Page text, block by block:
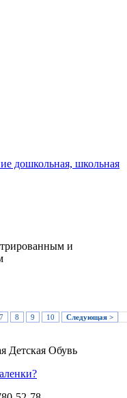
дошкольная, школьная
и
7 8 9 10 Следующая >
Детская Обувь